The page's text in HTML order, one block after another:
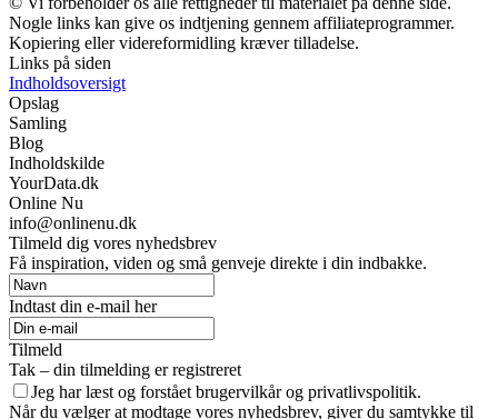
Nogle links kan give os indtjening gennem affiliateprogrammer.
Kopiering eller videreformidling kræver tilladelse.
Links på siden
Indholdsoversigt
Opslag
Samling
Blog
Indholdskilde
YourData.dk
Online Nu
info@onlinenu.dk
Tilmeld dig vores nyhedsbrev
Få inspiration, viden og små genveje direkte i din indbakke.
Indtast din e-mail her
Tilmeld
Tak – din tilmelding er registreret
Jeg har læst og forstået brugervilkår og privatlivspolitik.
Når du vælger at modtage vores nyhedsbrev, giver du samtykke til